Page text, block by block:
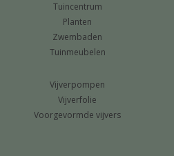
Tuincentrum
Planten
Zwembaden
Tuinmeubelen
Vijverpompen
Vijverfolie
Voorgevormde vijvers